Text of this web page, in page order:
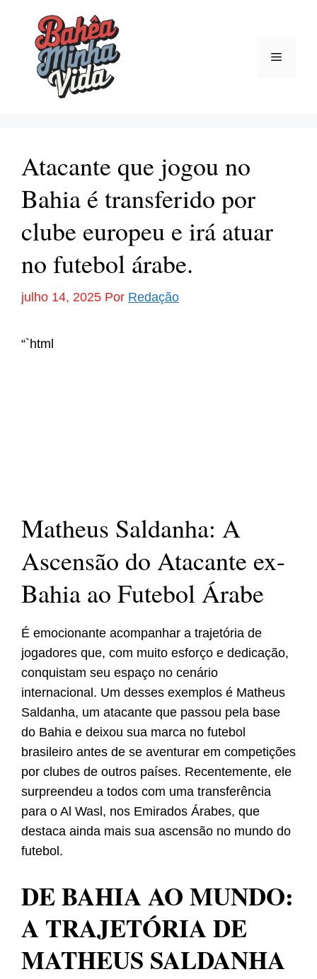
conteúdo
Menu
Atacante que jogou no
Bahia é transferido por
clube europeu e irá atuar
no futebol árabe.
julho 14, 2025 Por Redação
“`html
Matheus Saldanha: A
Ascensão do Atacante ex-
Bahia ao Futebol Árabe
É emocionante acompanhar a trajetória de
jogadores que, com muito esforço e dedicação,
conquistam seu espaço no cenário
internacional. Um desses exemplos é Matheus
Saldanha, um atacante que passou pela base
do Bahia e deixou sua marca no futebol
brasileiro antes de se aventurar em competições
por clubes de outros países. Recentemente, ele
surpreendeu a todos com uma transferência
para o Al Wasl, nos Emirados Árabes, que
destaca ainda mais sua ascensão no mundo do
futebol.
DE BAHIA AO MUNDO:
A TRAJETÓRIA DE
MATHEUS SALDANHA